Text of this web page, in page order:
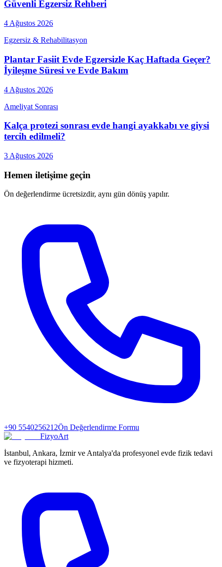
Güvenli Egzersiz Rehberi
4 Ağustos 2026
Egzersiz & Rehabilitasyon
Plantar Fasiit Evde Egzersizle Kaç Haftada Geçer?
İyileşme Süresi ve Evde Bakım
4 Ağustos 2026
Ameliyat Sonrası
Kalça protezi sonrası evde hangi ayakkabı ve giysi
tercih edilmeli?
3 Ağustos 2026
Hemen iletişime geçin
Ön değerlendirme ücretsizdir, aynı gün dönüş yapılır.
+90 5540256212Ön Değerlendirme Formu
FizyoArt
İstanbul, Ankara, İzmir ve Antalya'da profesyonel evde fizik tedavi
ve fizyoterapi hizmeti.